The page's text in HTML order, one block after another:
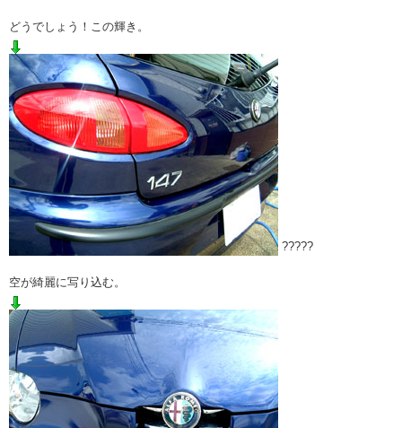
どうでしょう！この輝き。
?????
空が綺麗に写り込む。